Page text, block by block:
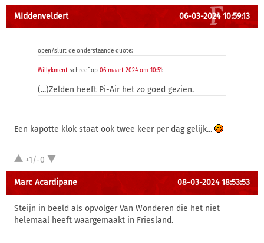
MIddenveldert 06-03-2024 10:59:13
open/sluit de onderstaande quote:
Willykment schreef op 06 maart 2024 om 10:51:
(...)Zelden heeft Pi-Air het zo goed gezien.
Een kapotte klok staat ook twee keer per dag gelijk...
+1/-0
Marc Acardipane 08-03-2024 18:53:53
Steijn in beeld als opvolger Van Wonderen die het niet
helemaal heeft waargemaakt in Friesland.